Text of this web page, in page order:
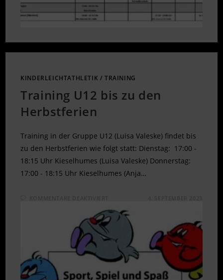
KINDERLEICHTATHLETIK /TRAINING
Training U12 bis zu den
Herbstferien
Training in der Gruppe U12 (Luisa Valeske) findet bis
zu den Herbstferien wie folgt statt: Dienstag: 17:00 -
18:15 Uhr Kieselhumes (Luisa Valeske) Donnerstag:
17:00 - 18:15 Uhr Kieselhumes (Anja…
U12
BIS
ZU
DEN
HERBSTFERIEN